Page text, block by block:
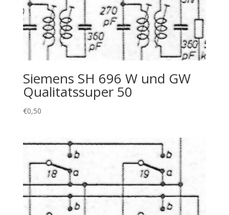
Siemens SH 696 W und GW
Qualitatssuper 50
€0,50